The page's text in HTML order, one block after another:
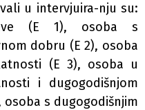
u intervjuira-nju su:
(E 1), osoba s
dobru (E 2), osoba
(E 3), osoba u
i dugogodišnjom
s dugogodišnjim